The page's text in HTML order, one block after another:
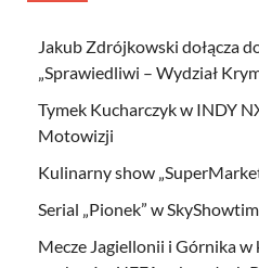
Jakub Zdrójkowski dołącza
„Sprawiedliwi – Wydział
Tymek Kucharczyk w INDY
Motowizji
Kulinarny show
Serial „Pionek” w
Mecze Jagiellonii i Górnika